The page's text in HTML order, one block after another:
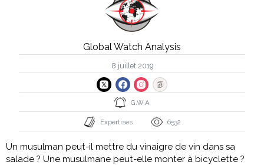
Global Watch Analysis
8 juillet 2019
G.W.A
Expertises 6532
Un musulman peut-il mettre du vinaigre de vin dans sa
salade ? Une musulmane peut-elle monter à bicyclette ?